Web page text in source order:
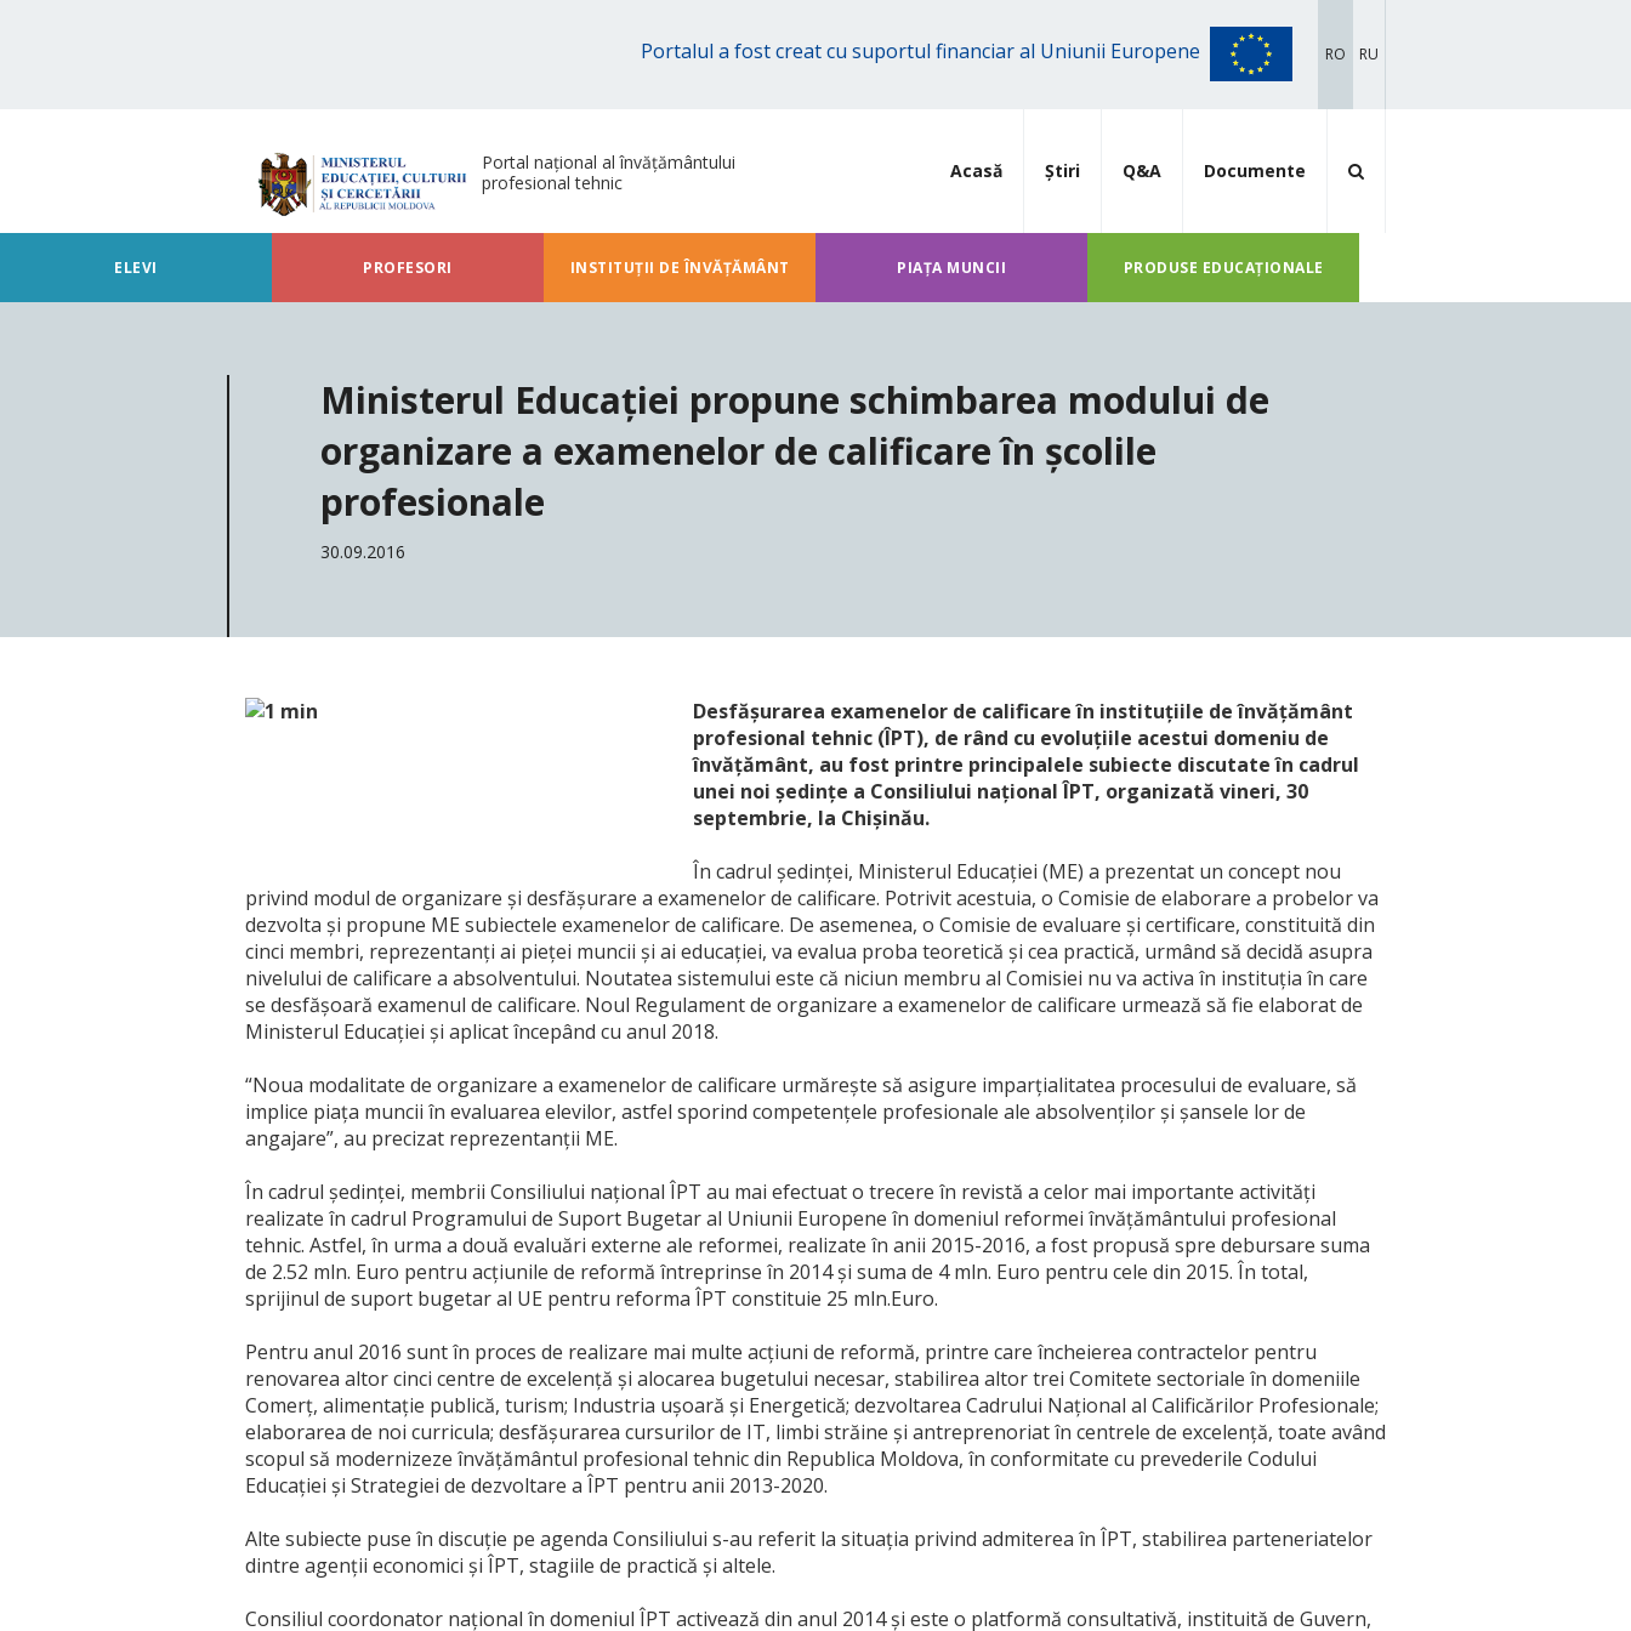
Portalul a fost creat cu suportul financiar al Uniunii Europene RO RU
Portal național al învățământului
profesional tehnic
Acasă Știri Q&A Documente
ELEVI PROFESORI INSTITUȚII DE ÎNVĂȚĂMÂNT PIAȚA MUNCII PRODUSE EDUCAȚIONALE
Ministerul Educației propune schimbarea modului de
organizare a examenelor de calificare în școlile
profesionale
30.09.2016
Desfășurarea examenelor de calificare în instituțiile de învățământ
profesional tehnic (ÎPT), de rând cu evoluțiile acestui domeniu de
învățământ, au fost printre principalele subiecte discutate în cadrul
unei noi ședințe a Consiliului național ÎPT, organizată vineri, 30
septembrie, la Chișinău.
În cadrul ședinței, Ministerul Educației (ME) a prezentat un concept nou
privind modul de organizare și desfășurare a examenelor de calificare. Potrivit acestuia, o Comisie de elaborare a probelor va
dezvolta și propune ME subiectele examenelor de calificare. De asemenea, o Comisie de evaluare şi certificare, constituită din
cinci membri, reprezentanți ai pieței muncii și ai educației, va evalua proba teoretică şi cea practică, urmând să decidă asupra
nivelului de calificare a absolventului. Noutatea sistemului este că niciun membru al Comisiei nu va activa în instituţia în care
se desfăşoară examenul de calificare. Noul Regulament de organizare a examenelor de calificare urmează să fie elaborat de
Ministerul Educației și aplicat începând cu anul 2018.
“Noua modalitate de organizare a examenelor de calificare urmărește să asigure imparțialitatea procesului de evaluare, să
implice piața muncii în evaluarea elevilor, astfel sporind competențele profesionale ale absolvenților și șansele lor de
angajare”, au precizat reprezentanții ME.
În cadrul ședinței, membrii Consiliului național ÎPT au mai efectuat o trecere în revistă a celor mai importante activități
realizate în cadrul Programului de Suport Bugetar al Uniunii Europene în domeniul reformei învățământului profesional
tehnic. Astfel, în urma a două evaluări externe ale reformei, realizate în anii 2015-2016, a fost propusă spre debursare suma
de 2.52 mln. Euro pentru acțiunile de reformă întreprinse în 2014 și suma de 4 mln. Euro pentru cele din 2015. În total,
sprijinul de suport bugetar al UE pentru reforma ÎPT constituie 25 mln.Euro.
Pentru anul 2016 sunt în proces de realizare mai multe acţiuni de reformă, printre care încheierea contractelor pentru
renovarea altor cinci centre de excelență și alocarea bugetului necesar, stabilirea altor trei Comitete sectoriale în domeniile
Comerț, alimentație publică, turism; Industria ușoară și Energetică; dezvoltarea Cadrului Național al Calificărilor Profesionale;
elaborarea de noi curricula; desfășurarea cursurilor de IT, limbi străine și antreprenoriat în centrele de excelență, toate având
scopul să modernizeze învățământul profesional tehnic din Republica Moldova, în conformitate cu prevederile Codului
Educației și Strategiei de dezvoltare a ÎPT pentru anii 2013-2020.
Alte subiecte puse în discuție pe agenda Consiliului s-au referit la situaţia privind admiterea în ÎPT, stabilirea parteneriatelor
dintre agenţii economici şi ÎPT, stagiile de practică și altele.
Consiliul coordonator național în domeniul ÎPT activează din anul 2014 și este o platformă consultativă, instituită de Guvern,